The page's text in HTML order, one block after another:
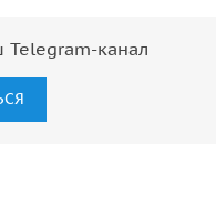
Telegram-канал